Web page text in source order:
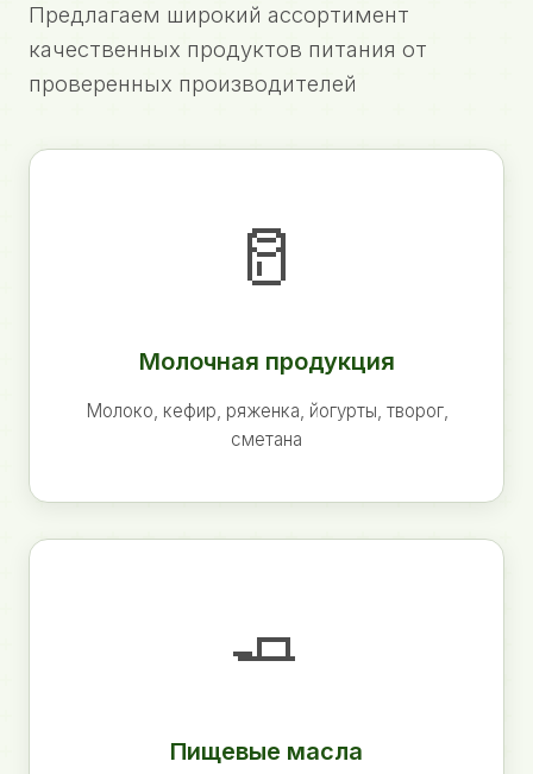
Предлагаем широкий ассортимент
качественных продуктов питания от
проверенных производителей
🥛
Молочная продукция
Молоко, кефир, ряженка, йогурты, творог,
сметана
🧈
Пищевые масла